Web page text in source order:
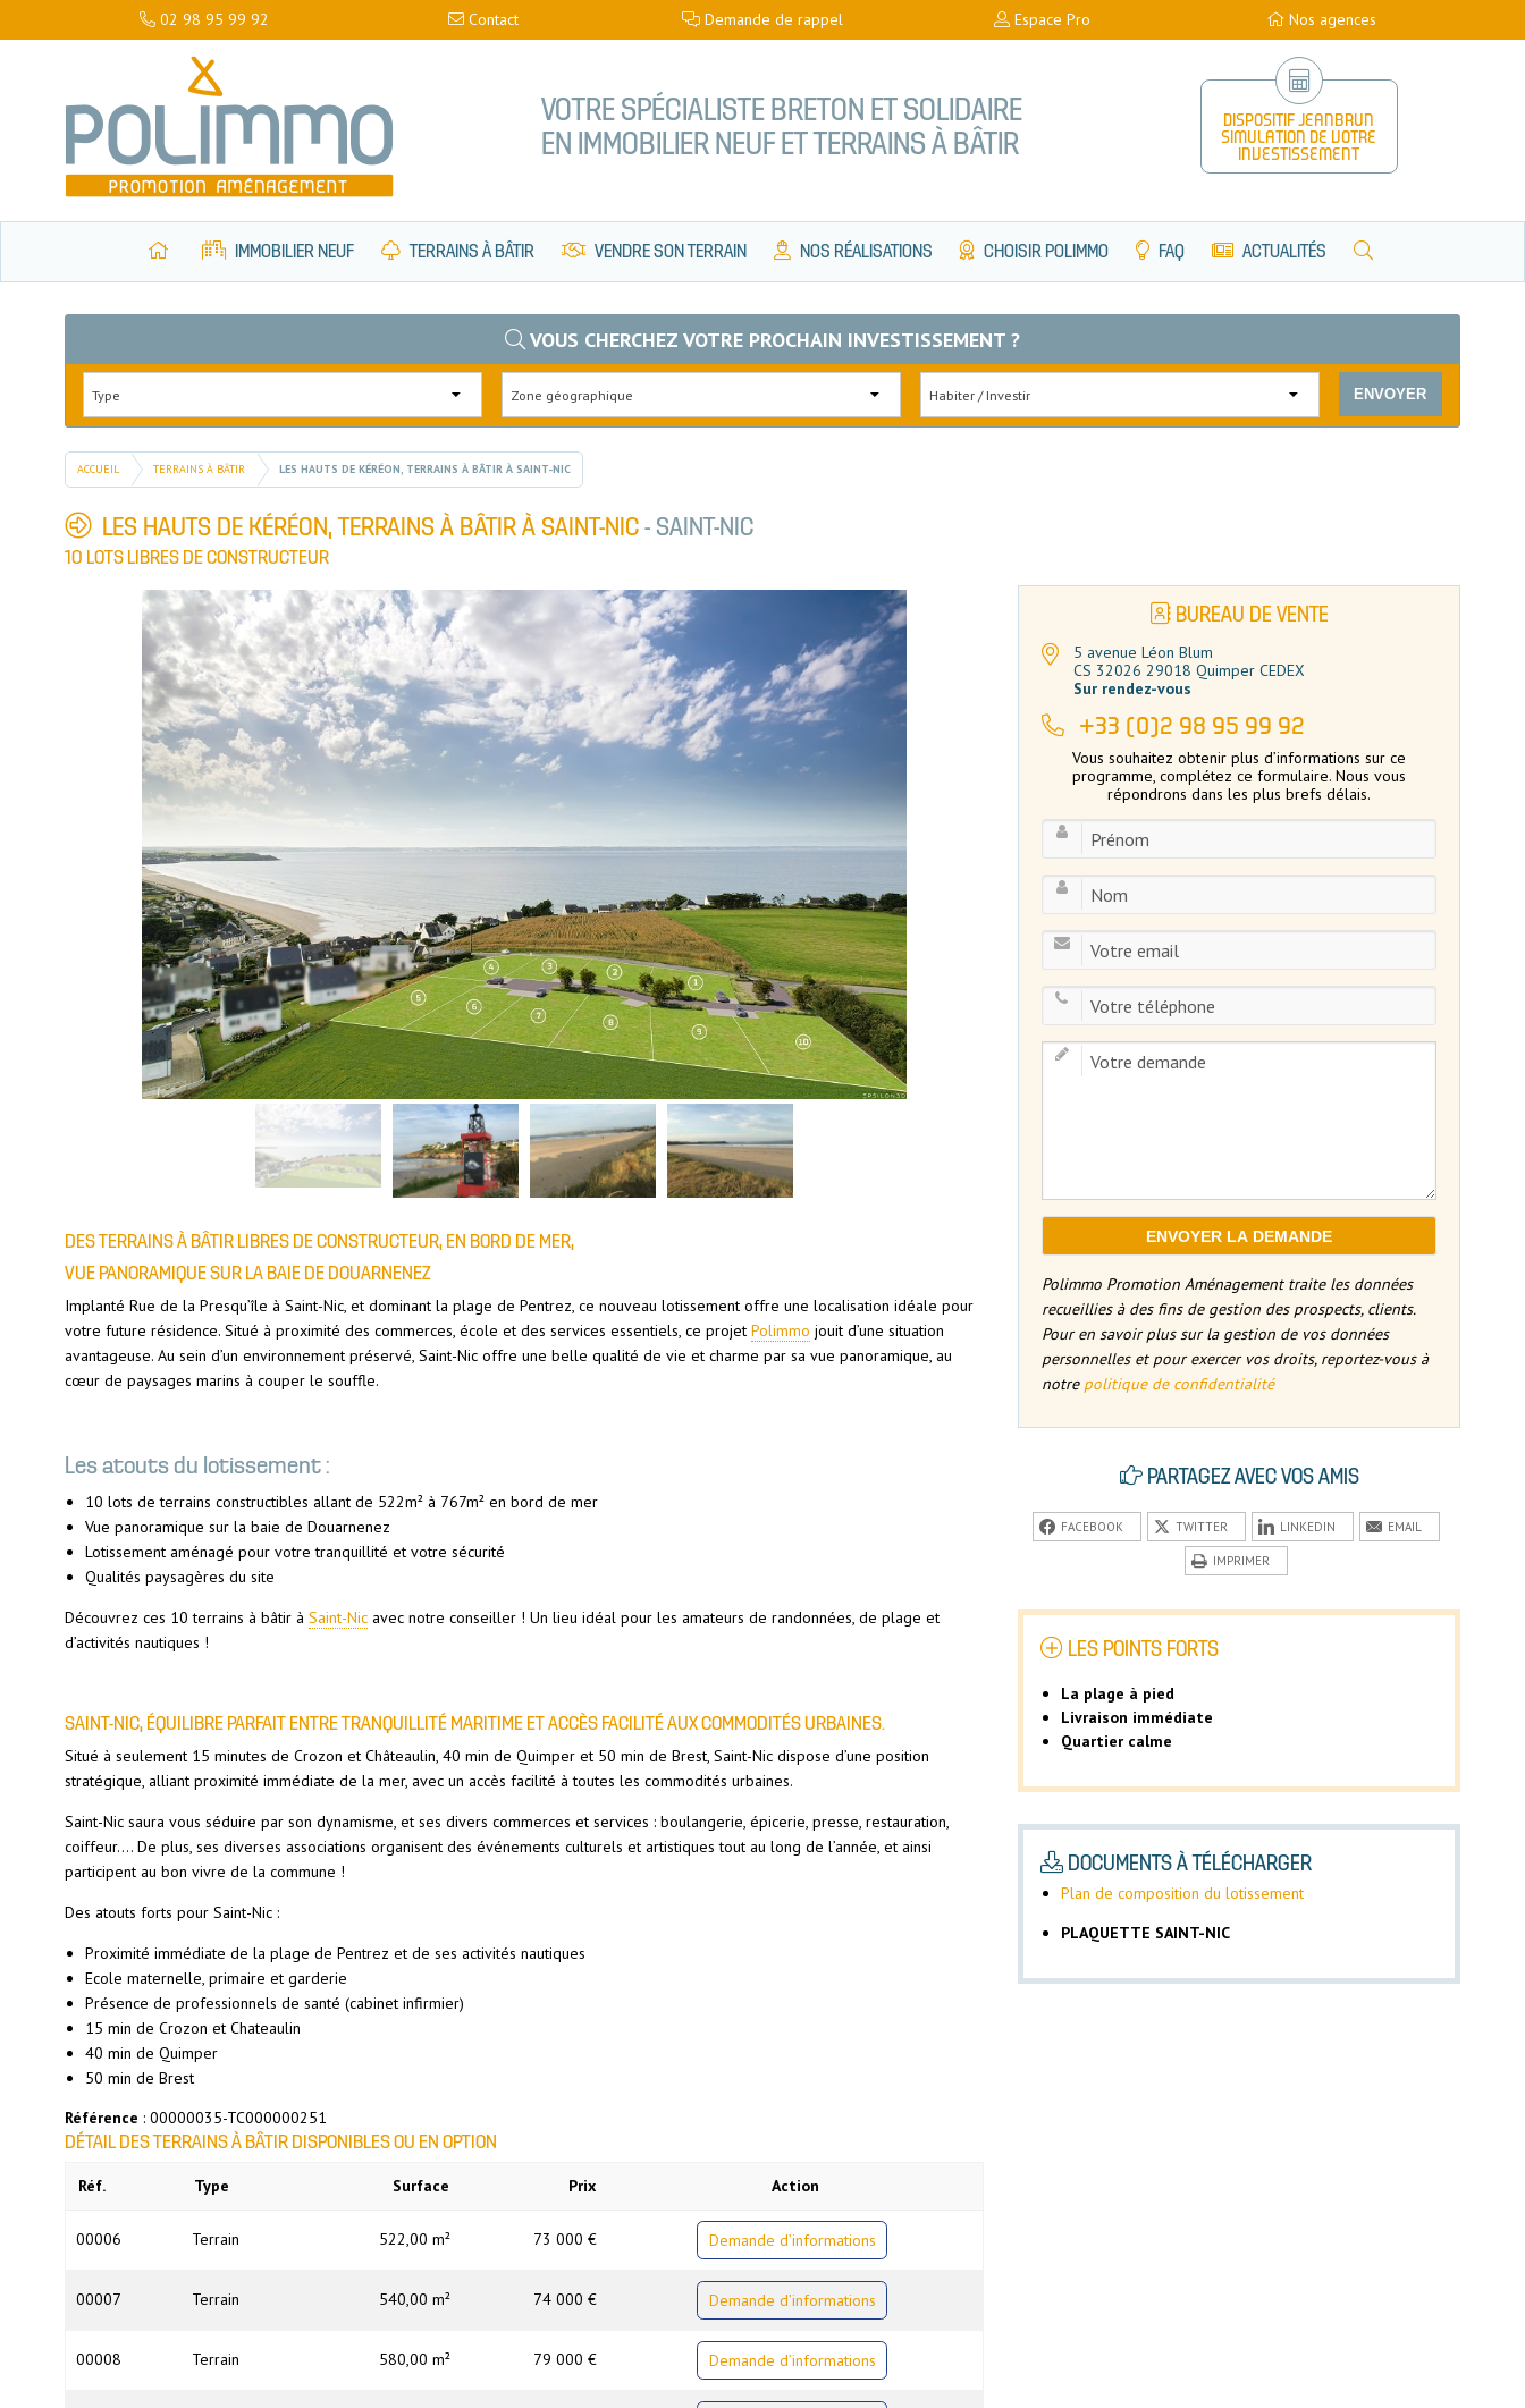
02 98 95 99 92 Contact Demande de rappel Espace Pro Nos agences
VOTRE SPÉCIALISTE BRETON ET SOLIDAIRE
EN IMMOBILIER NEUF ET TERRAINS À BÂTIR
DISPOSITIF JEANBRUN
SIMULATION DE VOTRE
INVESTISSEMENT
IMMOBILIER NEUF TERRAINS À BÂTIR VENDRE SON TERRAIN NOS RÉALISATIONS CHOISIR POLIMMO FAQ ACTUALITÉS
VOUS CHERCHEZ VOTRE PROCHAIN INVESTISSEMENT ?
ACCUEIL TERRAINS À BÂTIR LES HAUTS DE KÉRÉON, TERRAINS À BÂTIR À SAINT-NIC
LES HAUTS DE KÉRÉON, TERRAINS À BÂTIR À SAINT-NIC- SAINT-NIC
10 LOTS LIBRES DE CONSTRUCTEUR
DES TERRAINS À BÂTIR LIBRES DE CONSTRUCTEUR, EN BORD DE MER,
VUE PANORAMIQUE SUR LA BAIE DE DOUARNENEZ
Implanté Rue de la Presqu’île à Saint-Nic, et dominant la plage de Pentrez, ce nouveau lotissement offre une localisation idéale pour
votre future résidence. Situé à proximité des commerces, école et des services essentiels, ce projet Polimmo jouit d’une situation
avantageuse. Au sein d’un environnement préservé, Saint-Nic offre une belle qualité de vie et charme par sa vue panoramique, au
cœur de paysages marins à couper le souffle.
Les atouts du lotissement :
10 lots de terrains constructibles allant de 522m² à 767m² en bord de mer
Vue panoramique sur la baie de Douarnenez
Lotissement aménagé pour votre tranquillité et votre sécurité
Qualités paysagères du site
Découvrez ces 10 terrains à bâtir à Saint-Nic avec notre conseiller ! Un lieu idéal pour les amateurs de randonnées, de plage et
d’activités nautiques !
SAINT-NIC, ÉQUILIBRE PARFAIT ENTRE TRANQUILLITÉ MARITIME ET ACCÈS FACILITÉ AUX COMMODITÉS URBAINES.
Situé à seulement 15 minutes de Crozon et Châteaulin, 40 min de Quimper et 50 min de Brest, Saint-Nic dispose d’une position
stratégique, alliant proximité immédiate de la mer, avec un accès facilité à toutes les commodités urbaines.
Saint-Nic saura vous séduire par son dynamisme, et ses divers commerces et services : boulangerie, épicerie, presse, restauration,
coiffeur…. De plus, ses diverses associations organisent des événements culturels et artistiques tout au long de l’année, et ainsi
participent au bon vivre de la commune !
Des atouts forts pour Saint-Nic :
Proximité immédiate de la plage de Pentrez et de ses activités nautiques
Ecole maternelle, primaire et garderie
Présence de professionnels de santé (cabinet infirmier)
15 min de Crozon et Chateaulin
40 min de Quimper
50 min de Brest
Référence : 00000035-TC000000251
DÉTAIL DES TERRAINS À BÂTIR DISPONIBLES OU EN OPTION
Réf. Type Surface Prix Action
00006 Terrain 522,00 m² 73 000 € Demande d’informations
00007 Terrain 540,00 m² 74 000 € Demande d’informations
00008 Terrain 580,00 m² 79 000 € Demande d’informations
BUREAU DE VENTE
5 avenue Léon Blum
CS 32026 29018 Quimper CEDEX
Sur rendez-vous
+33 (0)2 98 95 99 92
Vous souhaitez obtenir plus d’informations sur ce
programme, complétez ce formulaire. Nous vous
répondrons dans les plus brefs délais.
Polimmo Promotion Aménagement traite les données
recueillies à des fins de gestion des prospects, clients.
Pour en savoir plus sur la gestion de vos données
personnelles et pour exercer vos droits, reportez-vous à
notrepolitique de confidentialité
PARTAGEZ AVEC VOS AMIS
FACEBOOK TWITTER LINKEDIN EMAIL
IMPRIMER
LES POINTS FORTS
La plage à pied
Livraison immédiate
Quartier calme
DOCUMENTS À TÉLÉCHARGER
Plan de composition du lotissement
PLAQUETTE SAINT-NIC